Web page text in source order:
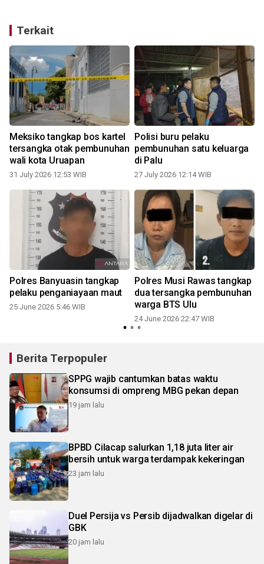
Terkait
Meksiko tangkap bos kartel
tersangka otak pembunuhan
wali kota Uruapan
31 July 2026 12:53 WIB
Polisi buru pelaku
pembunuhan satu keluarga
di Palu
27 July 2026 12:14 WIB
Polres Banyuasin tangkap
pelaku penganiayaan maut
25 June 2026 5:46 WIB
Polres Musi Rawas tangkap
dua tersangka pembunuhan
warga BTS Ulu
24 June 2026 22:47 WIB
Berita Terpopuler
SPPG wajib cantumkan batas waktu
konsumsi di ompreng MBG pekan depan
19 jam lalu
BPBD Cilacap salurkan 1,18 juta liter air
bersih untuk warga terdampak kekeringan
23 jam lalu
Duel Persija vs Persib dijadwalkan digelar di
GBK
20 jam lalu